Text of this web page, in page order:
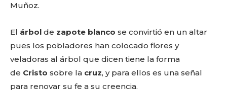
Muñoz.
El árbol de zapote blanco se convirtió en un altar
pues los pobladores han colocado flores y
veladoras al árbol que dicen tiene la forma
de Cristo sobre la cruz, y para ellos es una señal
para renovar su fe a su creencia.